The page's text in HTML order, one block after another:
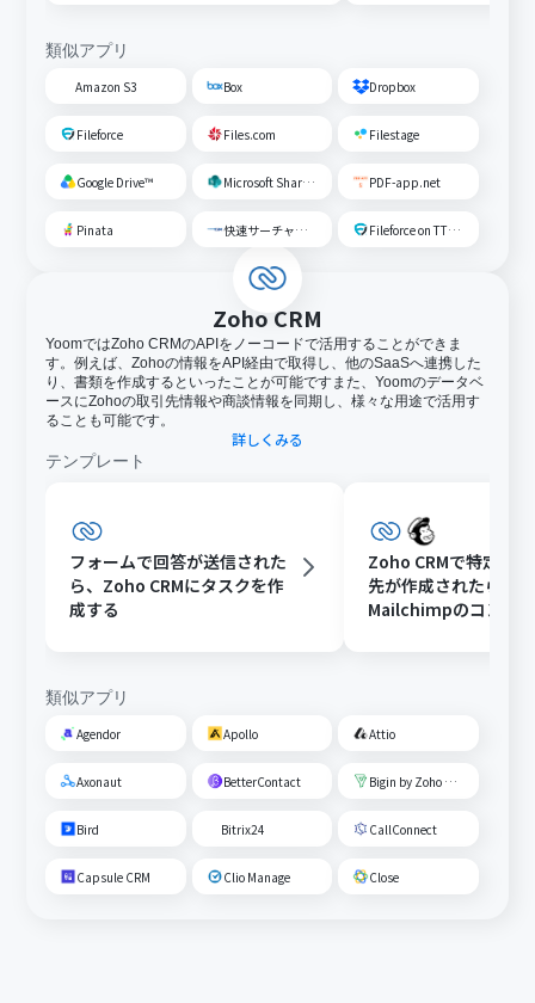
類似アプリ
Amazon S3 Box Dropbox
Fileforce Files.com Filestage
Google Drive™ Microsoft SharePoint PDF-app.net
Pinata 快速サーチャーGX Fileforce on TTS Cloud
Zoho CRM
YoomではZoho CRMのAPIをノーコードで活用することができま
す。例えば、Zohoの情報をAPI経由で取得し、他のSaaSへ連携した
り、書類を作成するといったことが可能ですまた、Yoomのデータベ
ースにZohoの取引先情報や商談情報を同期し、様々な用途で活用す
ることも可能です。
詳しくみる
テンプレート
フォームで回答が送信された
ら、Zoho CRMにタスクを作
成する
Zoho CRMで特定条
先が作成されたら、
Mailchimpのコンタ
類似アプリ
Agendor Apollo Attio
Axonaut BetterContact Bigin by Zoho CRM
Bird Bitrix24 CallConnect
Capsule CRM Clio Manage Close